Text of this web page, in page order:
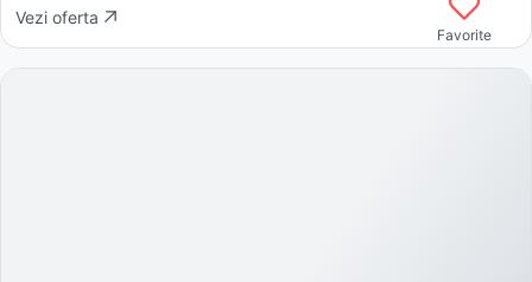
Vezi oferta
Favorite